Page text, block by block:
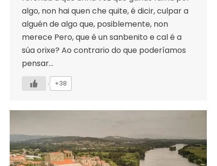
algo, non hai quen che quite, é dicir, culpar a
alguén de algo que, posiblemente, non
merece Pero, que é un sanbenito e cal é a
súa orixe? Ao contrario do que poderíamos
pensar…
+38